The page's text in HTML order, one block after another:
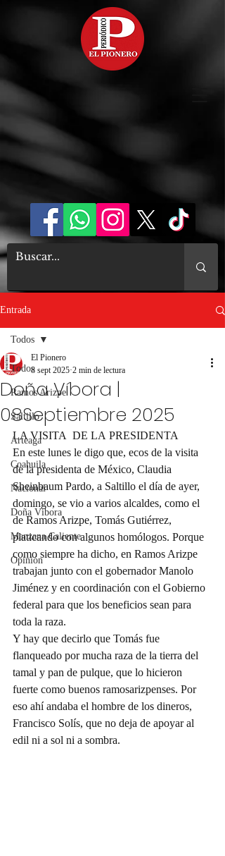
Entrada
Todos
Ramos Arizpe
Saltillo
Arteaga
Coahuila
Nacional
Doña Víbora
Manzana Caliente
Opinión
Todos
Doña Víbora |
08Septiembre 2025
El Pionero
8 sept 2025 2 min de lectura
LA VISITA  DE LA PRESIDENTA
En este lunes le digo que, ecos de la visita
de la presidenta de México, Claudia
Sheinbaum Pardo, a Saltillo el día de ayer,
domingo, se vio a varios alcaldes, como el
de Ramos Arizpe, Tomás Gutiérrez,
platicando con algunos homólogos. Porque
como siempre ha dicho, en Ramos Arizpe
trabajan junto con el gobernador Manolo
Jiménez y en coordinación con el Gobierno
federal para que los beneficios sean para
toda la raza.
Y hay que decirlo que Tomás fue
flanqueado por mucha raza de la tierra del
tamal y pan de pulque, que lo hicieron
fuerte como buenos ramosarizpenses. Por
eso ahí andaba el hombre de los dineros,
Francisco Solís, que no deja de apoyar al
edil ni a sol ni a sombra.